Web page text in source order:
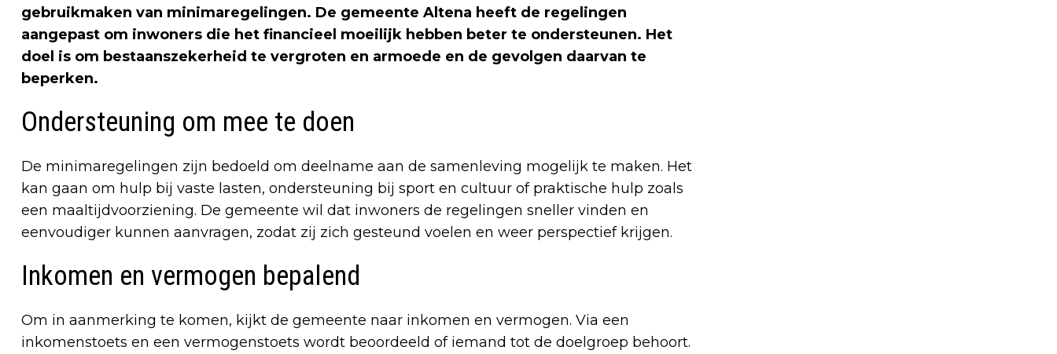
gebruikmaken van minimaregelingen. De gemeente Altena heeft de regelingen
aangepast om inwoners die het financieel moeilijk hebben beter te ondersteunen. Het
doel is om bestaanszekerheid te vergroten en armoede en de gevolgen daarvan te
beperken.
Ondersteuning om mee te doen
De minimaregelingen zijn bedoeld om deelname aan de samenleving mogelijk te maken. Het
kan gaan om hulp bij vaste lasten, ondersteuning bij sport en cultuur of praktische hulp zoals
een maaltijdvoorziening. De gemeente wil dat inwoners de regelingen sneller vinden en
eenvoudiger kunnen aanvragen, zodat zij zich gesteund voelen en weer perspectief krijgen.
Inkomen en vermogen bepalend
Om in aanmerking te komen, kijkt de gemeente naar inkomen en vermogen. Via een
inkomenstoets en een vermogenstoets wordt beoordeeld of iemand tot de doelgroep behoort.